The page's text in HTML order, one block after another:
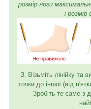
розмір ноги
і
3. Візьміть лінійку та
точки до іншої (від
Зробіть те саме з